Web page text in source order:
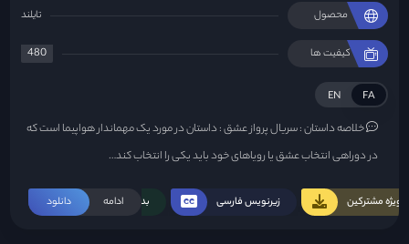
محصول تایلند
کیفیت ها 480
FA
EN
خلاصه داستان :سریال پرواز عشق : داستان در مورد یک مهماندار هواپیما است که
در دوراهی انتخاب عشق یا رویاهای خود باید یکی را انتخاب کند…
ادامه دانلود ویژه مشترکین زیرنویس فارسی بدون سانسور